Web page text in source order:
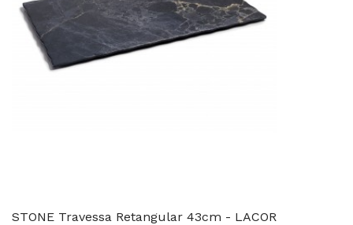
STONE Travessa Retangular 43cm - LACOR